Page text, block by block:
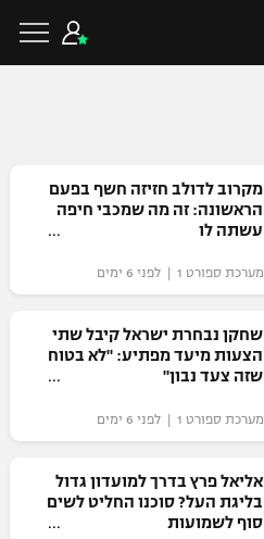
מקרוב לדולב חזיזה חשף בפעם
הראשונה: זה מה שמכבי חיפה
עשתה לו
מערכת ספורט 1 | לפני 6 ימים
שחקן נבחרת ישראל קיבל שתי
הצעות מיעד מפתיע: "לא בטוח
שזה צעד נבון"
מערכת ספורט 1 | לפני 6 ימים
אליאל פרץ בדרך למועדון גדול
בליגת העל? סוכנו החליט לשים
סוף לשמועות